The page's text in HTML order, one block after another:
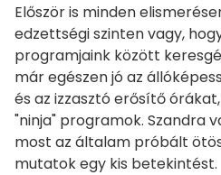
Először is minden
edzettségi szinten vagy,
programjaink között
már egészen jó az
és az izzasztó erősítő
"ninja" programok. Szandra
most az általam próbált
mutatok egy kis betekintést.